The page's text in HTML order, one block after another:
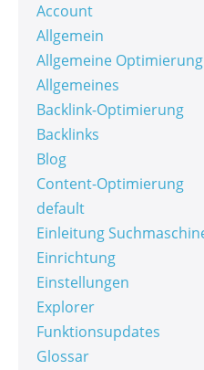
Account
Allgemein
Allgemeine Optimierung
Allgemeines
Backlink-Optimierung
Backlinks
Blog
Content-Optimierung
default
Einleitung
Einrichtung
Einstellungen
Explorer
Funktionsupdates
Glossar